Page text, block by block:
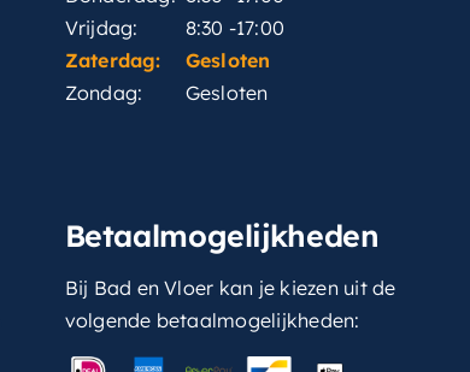
Vrijdag:
8:30 -17:00
Zaterdag:
Gesloten
Zondag:
Gesloten
Betaalmogelijkheden
Bij Bad en Vloer kan je kiezen uit de
volgende betaalmogelijkheden: